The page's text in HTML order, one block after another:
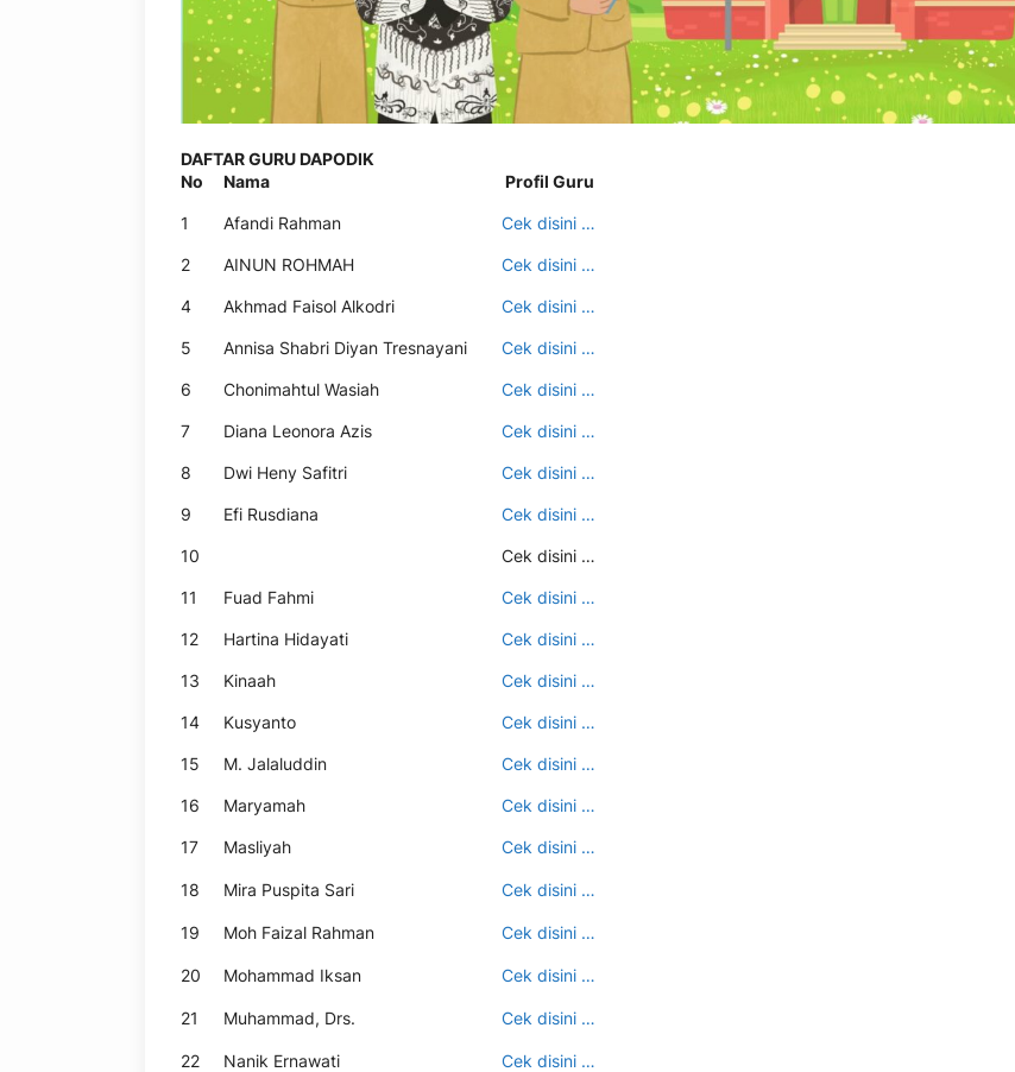
DAFTAR GURU DAPODIK
No
Nama Profil Guru
1 Afandi Rahman Cek disini …
2 AINUN ROHMAH Cek disini …
4 Akhmad Faisol Alkodri Cek disini …
5 Annisa Shabri Diyan Tresnayani Cek disini …
6 Chonimahtul Wasiah Cek disini …
7 Diana Leonora Azis Cek disini …
8 Dwi Heny Safitri Cek disini …
9 Efi Rusdiana Cek disini …
10 Cek disini …
11 Fuad Fahmi Cek disini …
12 Hartina Hidayati Cek disini …
13 Kinaah Cek disini …
14 Kusyanto Cek disini …
15 M. Jalaluddin Cek disini …
16 Maryamah Cek disini …
17 Masliyah Cek disini …
18 Mira Puspita Sari Cek disini …
19 Moh Faizal Rahman Cek disini …
20 Mohammad Iksan Cek disini …
21 Muhammad, Drs. Cek disini …
22 Nanik Ernawati Cek disini …